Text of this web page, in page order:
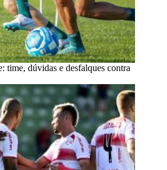
time, dúvidas e desfalques contra